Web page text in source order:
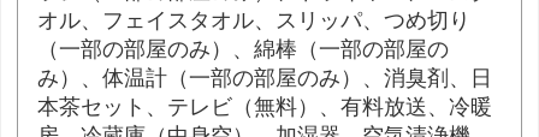
オル、フェイスタオル、スリッパ、つめ切り
（一部の部屋のみ）、綿棒（一部の部屋の
み）、体温計（一部の部屋のみ）、消臭剤、日
本茶セット、テレビ（無料）、有料放送、冷暖